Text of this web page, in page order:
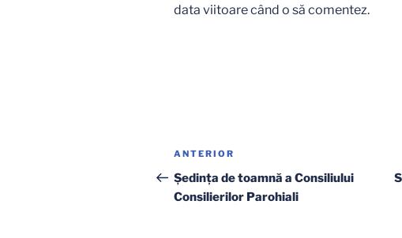
data viitoare când o să comentez.
Navigare
în
articole
Articolul
anterior
ANTERIOR
Şedinţa de toamnă a Consiliului
Consilierilor Parohiali